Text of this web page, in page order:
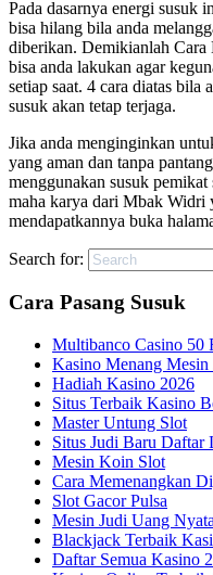
Pada dasarnya energi susuk
bisa hilang bila anda
diberikan. Demikianlah
bisa anda lakukan agar
setiap saat. 4 cara diatas bila
susuk akan tetap terjaga.
Jika anda menginginkan
yang aman dan tanpa
menggunakan susuk
maha karya dari Mbak Widri
mendapatkannya buka
Search for:
Cara Pasang Susuk
Multibanco Casino 50
Kasino Menang
Hadiah Kasino 2026
Situs Terbaik Kasino
Master Untung Slot
Situs Judi Baru Daftar
Mesin Koin Slot
Cara Memenangkan
Slot Gacor Pulsa
Mesin Judi Uang
Blackjack Terbaik
Daftar Semua Kasino